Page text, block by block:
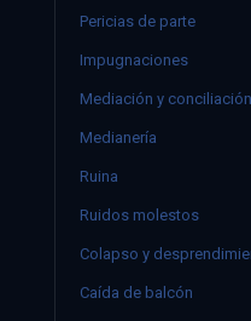
Pericias de parte
Impugnaciones
Mediación y conciliación
Medianería
Ruina
Ruidos molestos
Colapso y
Caída de balcón